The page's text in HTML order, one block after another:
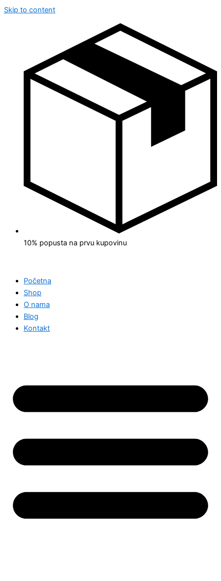
Skip to content
10% popusta na prvu kupovinu
Početna
Shop
O nama
Blog
Kontakt